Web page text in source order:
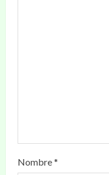
Nombre*